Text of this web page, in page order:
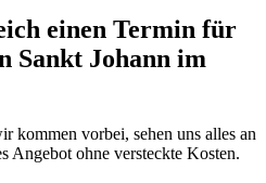
einen Termin für
Sankt Johann im
kommen vorbei, sehen uns alles an
Angebot ohne versteckte Kosten.